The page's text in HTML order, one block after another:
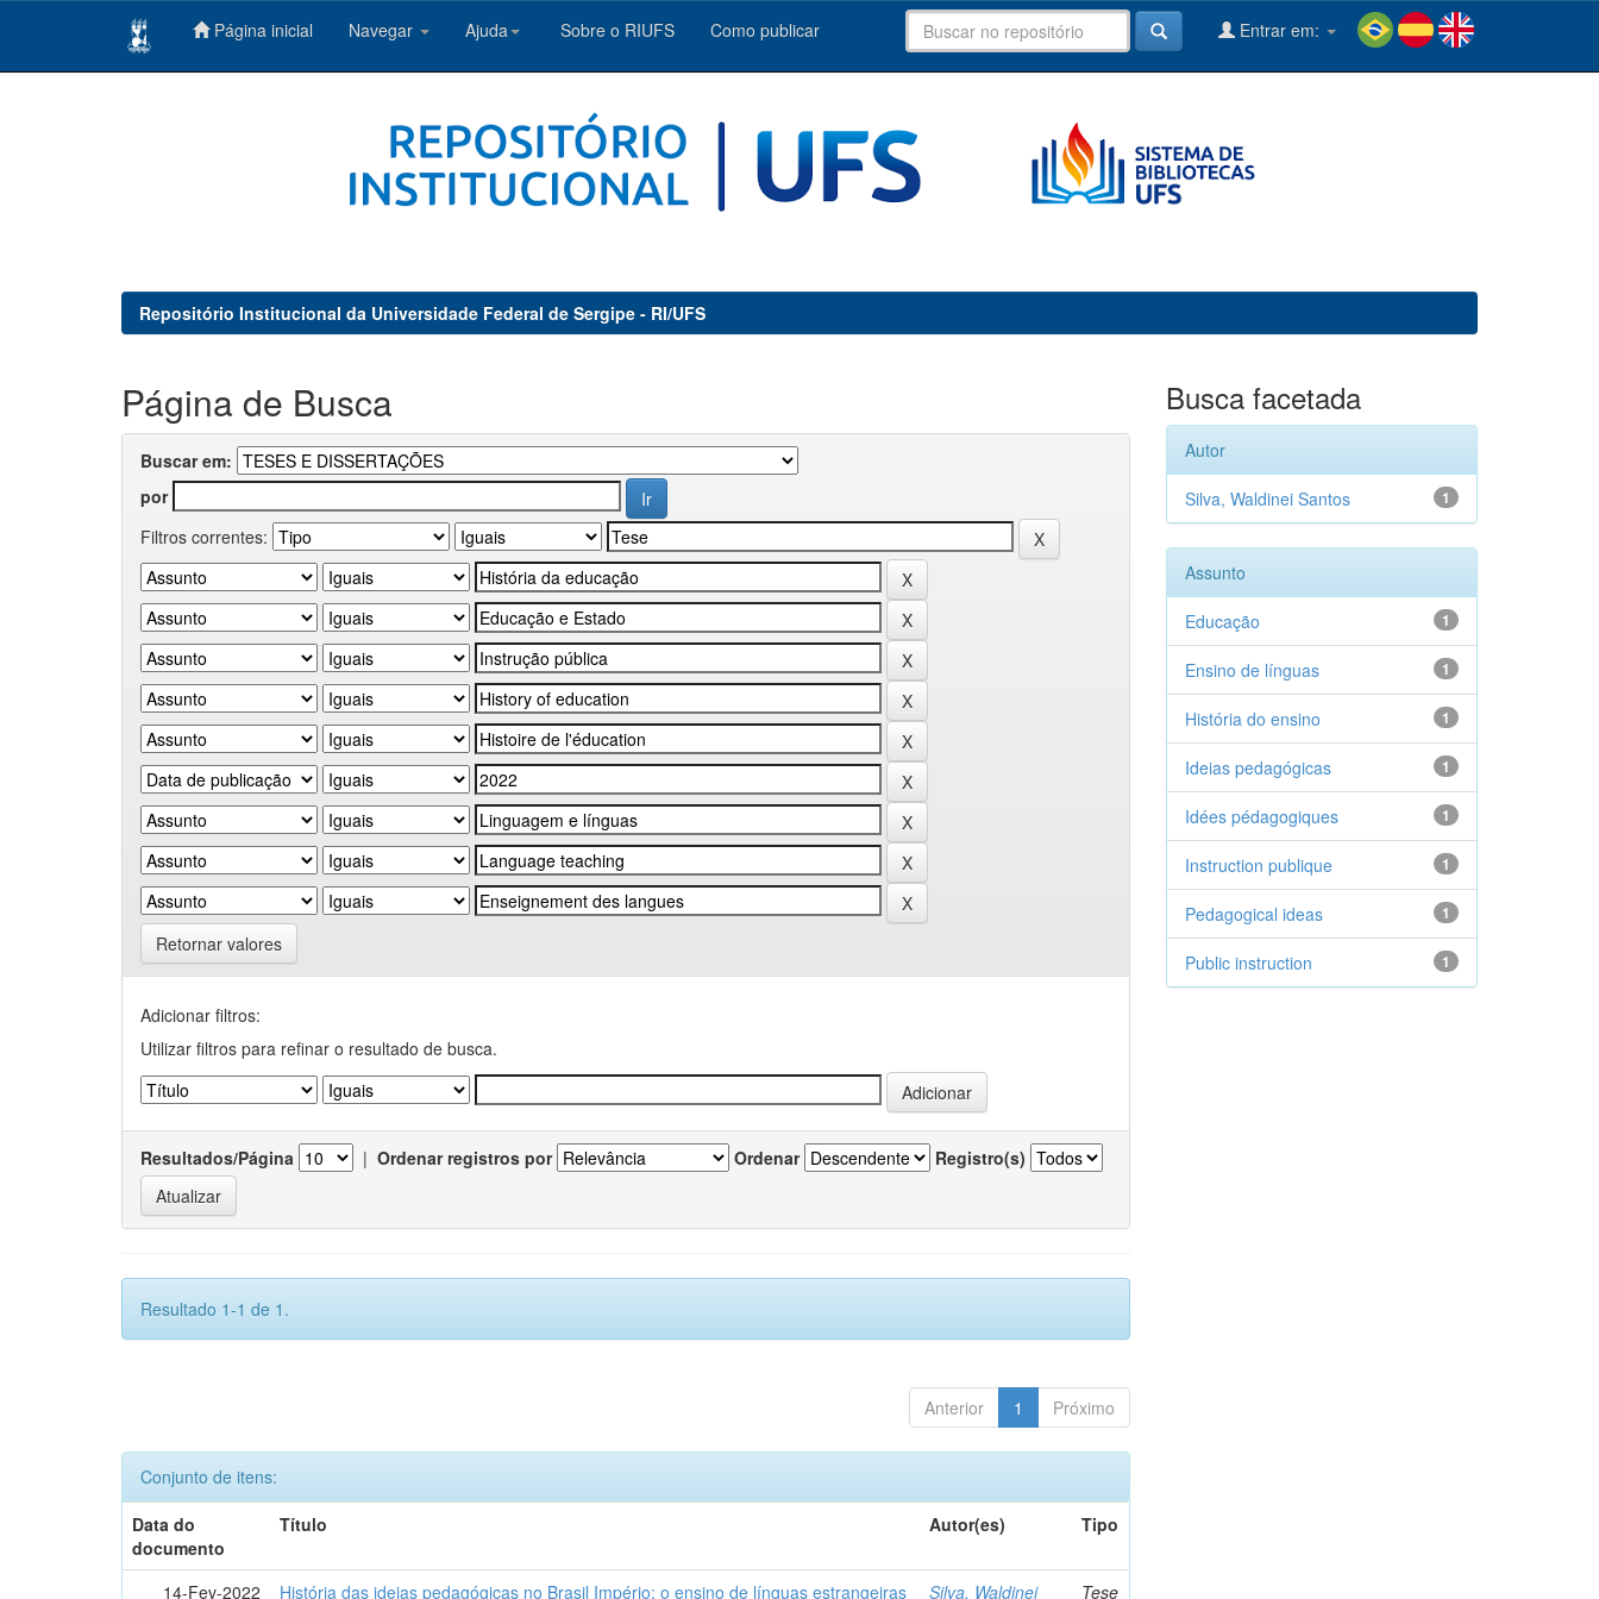
Página inicial Navegar Ajuda Sobre o RIUFS Como publicar Entrar em:
Repositório Institucional da Universidade Federal de Sergipe - RI/UFS
Página de Busca
Buscar em:
por
Filtros correntes:
Retornar valores
Adicionar filtros:
Utilizar filtros para refinar o resultado de busca.
Resultados/Página | Ordenar registros por Ordenar Registro(s)
Resultado 1-1 de 1.
Anterior 1 Próximo
Conjunto de itens:
Data do
documento
Título Autor(es) Tipo
14-Fev-2022 História das ideias pedagógicas no Brasil Império: o ensino de línguas estrangeiras Silva, Waldinei Tese
Busca facetada
Autor
1
Silva, Waldinei Santos
Assunto
1
Educação
1
Ensino de línguas
1
História do ensino
1
Ideias pedagógicas
1
Idées pédagogiques
1
Instruction publique
1
Pedagogical ideas
1
Public instruction